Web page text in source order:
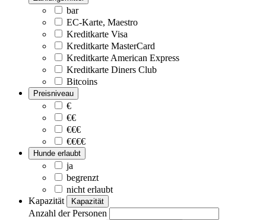
bar
EC-Karte, Maestro
Kreditkarte Visa
Kreditkarte MasterCard
Kreditkarte American Express
Kreditkarte Diners Club
Bitcoins
Preisniveau
€
€€
€€€
€€€€
Hunde erlaubt
ja
begrenzt
nicht erlaubt
Kapazität
Kapazität
Anzahl der Personen